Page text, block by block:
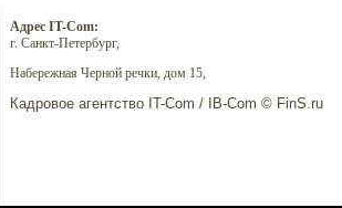
Адрес IT-Com:
г. Санкт-Петербург,
Набережная Черной речки, дом 15,
Кадровое агентство IT-Com / IB-Com © FinS.ru